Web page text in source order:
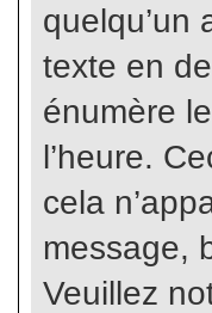
quelqu’un
texte en
énumère
l’heure.
cela
message,
Veuillez